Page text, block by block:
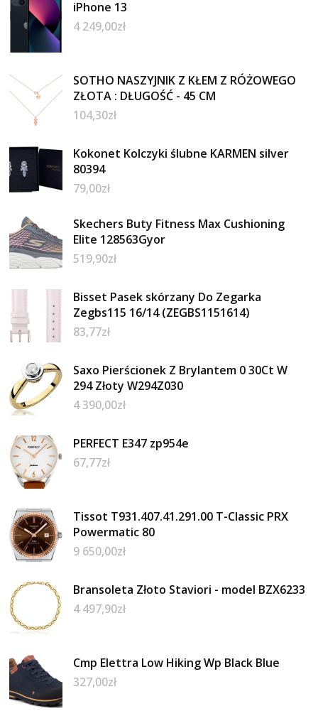
iPhone 13
4 249,00zł
SOTHO NASZYJNIK Z KŁEM Z RÓŻOWEGO
ZŁOTA : DŁUGOŚĆ - 45 CM
104,30zł
Kokonet Kolczyki ślubne KARMEN silver
80394
79,00zł
Skechers Buty Fitness Max Cushioning
Elite 128563Gyor
519,90zł
Bisset Pasek skórzany Do Zegarka
Zegbs115 16/14 (ZEGBS1151614)
83,77zł
Saxo Pierścionek Z Brylantem 0 30Ct W
294 Złoty W294Z030
4 390,00zł
PERFECT E347 zp954e
67,77zł
Tissot T931.407.41.291.00 T-Classic PRX
Powermatic 80
9 650,00zł
Bransoleta Złoto Staviori - model BZX6233
4 497,90zł
Cmp Elettra Low Hiking Wp Black Blue
327,00zł